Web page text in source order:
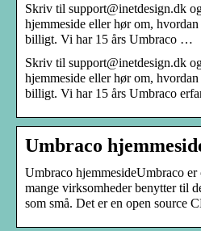
Skriv til support@inetdesign.dk
hjemmeside eller hør om,
billigt. Vi har 15 års Umbraco …
Skriv til support@inetdesign.dk
hjemmeside eller hør om,
billigt. Vi har 15 års Umbraco
Umbraco
Umbraco hjemmesideUmbraco
mange virksomheder benytter til
som små. Det er en open source